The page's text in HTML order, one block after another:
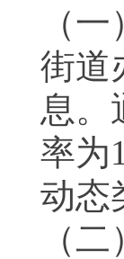
（
街道
息。
率为
动态
（